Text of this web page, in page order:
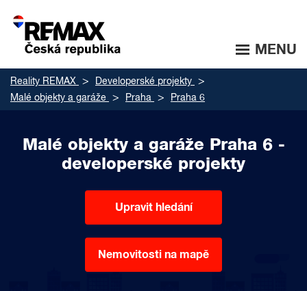
MENU
Reality REMAX
Developerské projekty
Malé objekty a garáže
Praha Praha 6
Malé objekty a garáže Praha 6 -
developerské projekty
Upravit hledání
Nemovitosti na mapě